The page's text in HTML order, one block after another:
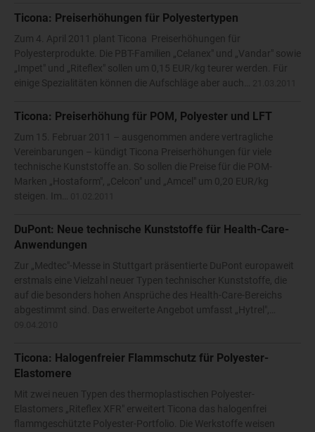
Ticona: Preiserhöhungen für Polyestertypen
Zum 4. April 2011 plant Ticona Preiserhöhungen für
Polyesterprodukte. Die PBT-Familien „Celanex" und „Vandar" sowie
„Impet" und „Riteflex" sollen um 0,15 EUR/kg teurer werden. Für
einige Spezialitäten können die Aufschläge aber auch…
Ticona: Preiserhöhung für POM, Polyester und LFT
Zum 15. Februar 2011 – ausgenommen andere vertragliche
Vereinbarungen – kündigt Ticona Preiserhöhungen für viele
technische Kunststoffe an. So sollen die Preise für die POM-
Marken „Hostaform", „Celcon" und „Amcel" um 0,20 EUR/kg
steigen. Im…
DuPont: Neue technische Kunststoffe für Health-Care-
Anwendungen
Zur „Medtec"-Messe in Stuttgart präsentierte DuPont europaweit
erstmals eine Vielzahl neuer Typen technischer Kunststoffe, die
auf die besonders hohen Ansprüche des Health-Care-Bereichs
abgestimmt sind. Das erweiterte Angebot umfasst „Hytrel",…
Ticona: Halogenfreier Flammschutz für Polyester-
Elastomere
Mit zwei neuen Typen des thermoplastischen Polyester-
Elastomers „Riteflex XFR" erweitert Ticona das halogenfrei
flammgeschützte Polyester-Portfolio. Die Werkstoffe weisen